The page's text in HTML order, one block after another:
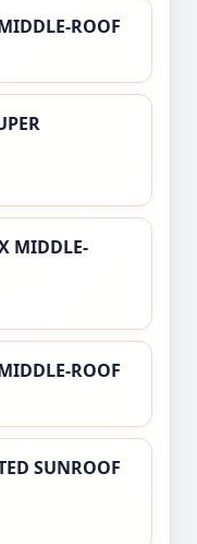
ROOF
MIDDLE-
ROOF
SUNROOF